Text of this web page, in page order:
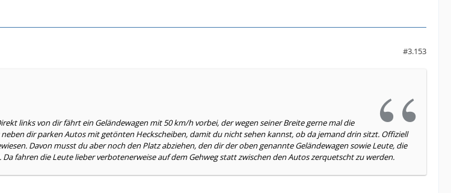
#3.153
links von dir fährt ein Geländewagen mit 50 km/h vorbei, der wegen seiner Breite gerne mal die
dir parken Autos mit getönten Heckscheiben, damit du nicht sehen kannst, ob da jemand drin sitzt. Offiziell
Davon musst du aber noch den Platz abziehen, den dir der oben genannte Geländewagen sowie Leute, die
fahren die Leute lieber verbotenerweise auf dem Gehweg statt zwischen den Autos zerquetscht zu werden.